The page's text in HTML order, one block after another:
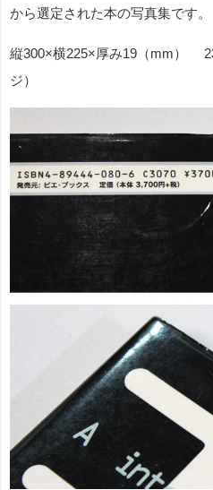
から選定された本の写真集です。
縦300×横225×厚み19（mm）
ジ）